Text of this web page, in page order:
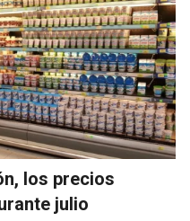
los precios
julio